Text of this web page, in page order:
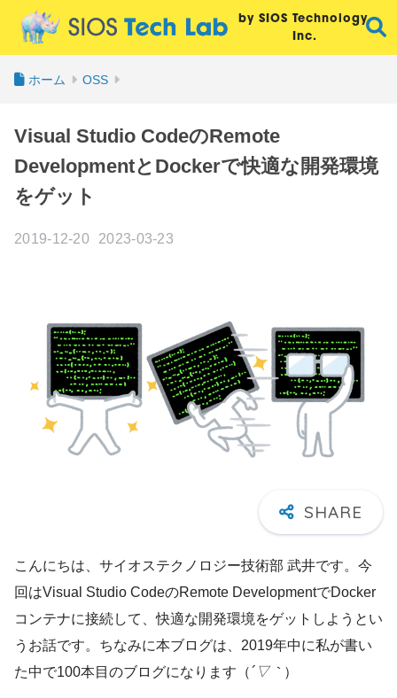
by SIOS Technology,
Inc.
ホーム OSS
Visual Studio CodeのRemote
DevelopmentとDockerで快適な開発環境
をゲット
2019-12-20 2023-03-23
こんにちは、サイオステクノロジー技術部 武井です。今
回はVisual Studio CodeのRemote DevelopmentでDocker
コンテナに接続して、快適な開発環境をゲットしようとい
うお話です。ちなみに本ブログは、2019年中に私が書い
た中で100本目のブログになります（´▽｀ ）